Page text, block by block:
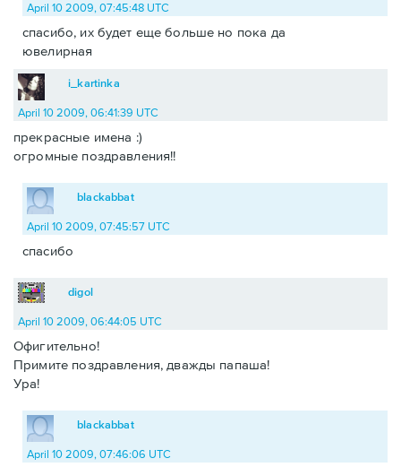
April 10 2009, 07:45:48 UTC
спасибо, их будет еще больше но пока да
ювелирная
i_kartinka
April 10 2009, 06:41:39 UTC
прекрасные имена :)
огромные поздравления!!
blackabbat
April 10 2009, 07:45:57 UTC
спасибо
digol
April 10 2009, 06:44:05 UTC
Офигительно!
Примите поздравления, дважды папаша!
Ура!
blackabbat
April 10 2009, 07:46:06 UTC